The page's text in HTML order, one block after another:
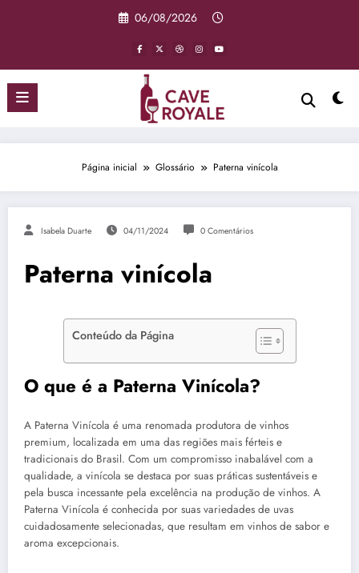
06/08/2026
Página inicial Glossário Paterna vinícola
Isabela Duarte 04/11/2024 0 Comentários
Paterna vinícola
Conteúdo da Página
O que é a Paterna Vinícola?
A Paterna Vinícola é uma renomada produtora de vinhos
premium, localizada em uma das regiões mais férteis e
tradicionais do Brasil. Com um compromisso inabalável com a
qualidade, a vinícola se destaca por suas práticas sustentáveis e
pela busca incessante pela excelência na produção de vinhos. A
Paterna Vinícola é conhecida por suas variedades de uvas
cuidadosamente selecionadas, que resultam em vinhos de sabor e
aroma excepcionais.